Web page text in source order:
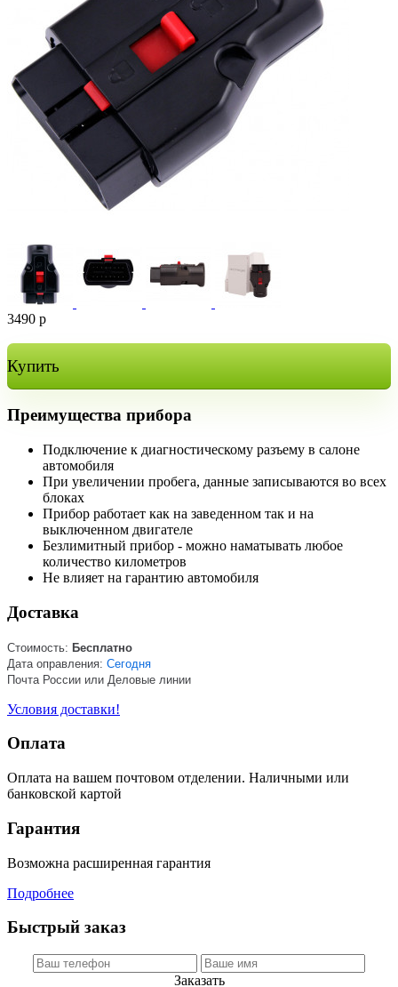
3490 р
Купить
Преимущества прибора
Подключение к диагностическому разъему в салоне
автомобиля
При увеличении пробега, данные записываются во всех
блоках
Прибор работает как на заведенном так и на
выключенном двигателе
Безлимитный прибор - можно наматывать любое
количество километров
Не влияет на гарантию автомобиля
Доставка
Стоимость: Бесплатно
Дата оправления: Сегодня
Почта России или Деловые линии
Условия доставки!
Оплата
Оплата на вашем почтовом отделении. Наличными или
банковской картой
Гарантия
Возможна расширенная гарантия
Подробнее
Быстрый заказ
Заказать